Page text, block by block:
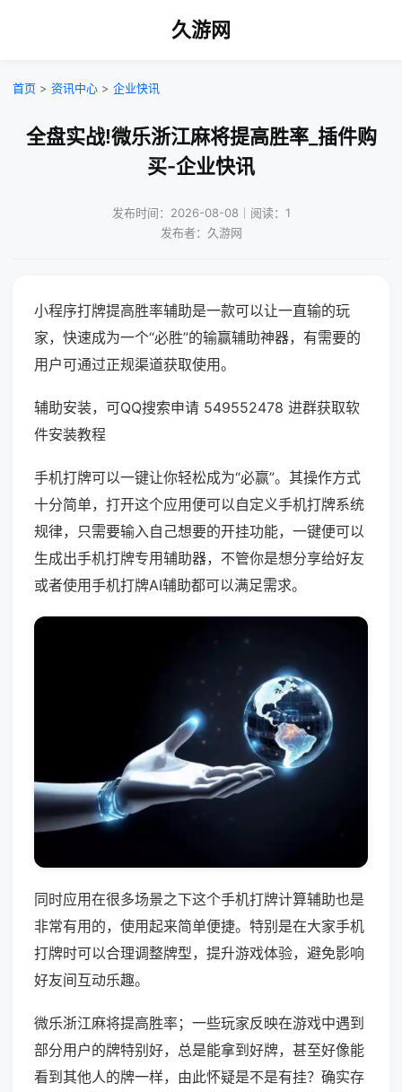
久游网
首页 > 资讯中心 > 企业快讯
全盘实战!微乐浙江麻将提高胜率_插件购
买-企业快讯
发布时间：2026-08-08｜阅读：1
发布者：久游网
小程序打牌提高胜率辅助是一款可以让一直输的玩
家，快速成为一个“必胜”的输赢辅助神器，有需要的
用户可通过正规渠道获取使用。
辅助安装，可QQ搜索申请 549552478 进群获取软
件安装教程
手机打牌可以一键让你轻松成为“必赢”。其操作方式
十分简单，打开这个应用便可以自定义手机打牌系统
规律，只需要输入自己想要的开挂功能，一键便可以
生成出手机打牌专用辅助器，不管你是想分享给好友
或者使用手机打牌AI辅助都可以满足需求。
同时应用在很多场景之下这个手机打牌计算辅助也是
非常有用的，使用起来简单便捷。特别是在大家手机
打牌时可以合理调整牌型，提升游戏体验，避免影响
好友间互动乐趣。
微乐浙江麻将提高胜率；一些玩家反映在游戏中遇到
部分用户的牌特别好，总是能拿到好牌，甚至好像能
看到其他人的牌一样，由此怀疑是不是有挂？确实存